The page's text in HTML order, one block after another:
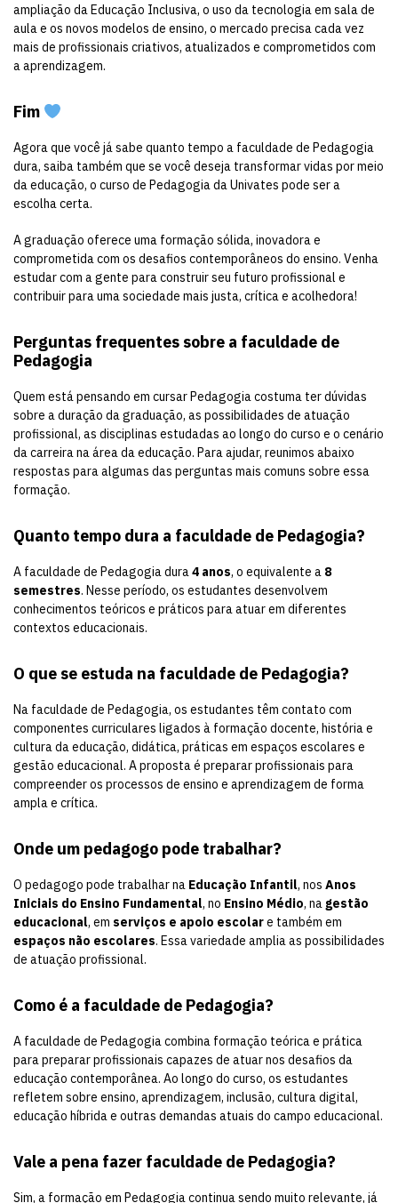
ampliação da Educação Inclusiva, o uso da tecnologia em sala de
aula e os novos modelos de ensino, o mercado precisa cada vez
mais de profissionais criativos, atualizados e comprometidos com
a aprendizagem.
Fim
Agora que você já sabe quanto tempo a faculdade de Pedagogia
dura, saiba também que se você deseja transformar vidas por meio
da educação, o curso de Pedagogia da Univates pode ser a
escolha certa.
A graduação oferece uma formação sólida, inovadora e
comprometida com os desafios contemporâneos do ensino. Venha
estudar com a gente para construir seu futuro profissional e
contribuir para uma sociedade mais justa, crítica e acolhedora!
Perguntas frequentes sobre a faculdade de
Pedagogia
Quem está pensando em cursar Pedagogia costuma ter dúvidas
sobre a duração da graduação, as possibilidades de atuação
profissional, as disciplinas estudadas ao longo do curso e o cenário
da carreira na área da educação. Para ajudar, reunimos abaixo
respostas para algumas das perguntas mais comuns sobre essa
formação.
Quanto tempo dura a faculdade de Pedagogia?
A faculdade de Pedagogia dura4 anos, o equivalente a 8
semestres. Nesse período, os estudantes desenvolvem
conhecimentos teóricos e práticos para atuar em diferentes
contextos educacionais.
O que se estuda na faculdade de Pedagogia?
Na faculdade de Pedagogia, os estudantes têm contato com
componentes curriculares ligados à formação docente, história e
cultura da educação, didática, práticas em espaços escolares e
gestão educacional. A proposta é preparar profissionais para
compreender os processos de ensino e aprendizagem de forma
ampla e crítica.
Onde um pedagogo pode trabalhar?
O pedagogo pode trabalhar na Educação Infantil, nos Anos
Iniciais do Ensino Fundamental, no Ensino Médio, na gestão
educacional, em serviços e apoio escolare também em
espaços não escolares. Essa variedade amplia as possibilidades
de atuação profissional.
Como é a faculdade de Pedagogia?
A faculdade de Pedagogia combina formação teórica e prática
para preparar profissionais capazes de atuar nos desafios da
educação contemporânea. Ao longo do curso, os estudantes
refletem sobre ensino, aprendizagem, inclusão, cultura digital,
educação híbrida e outras demandas atuais do campo educacional.
Vale a pena fazer faculdade de Pedagogia?
Sim, a formação em Pedagogia continua sendo muito relevante, já